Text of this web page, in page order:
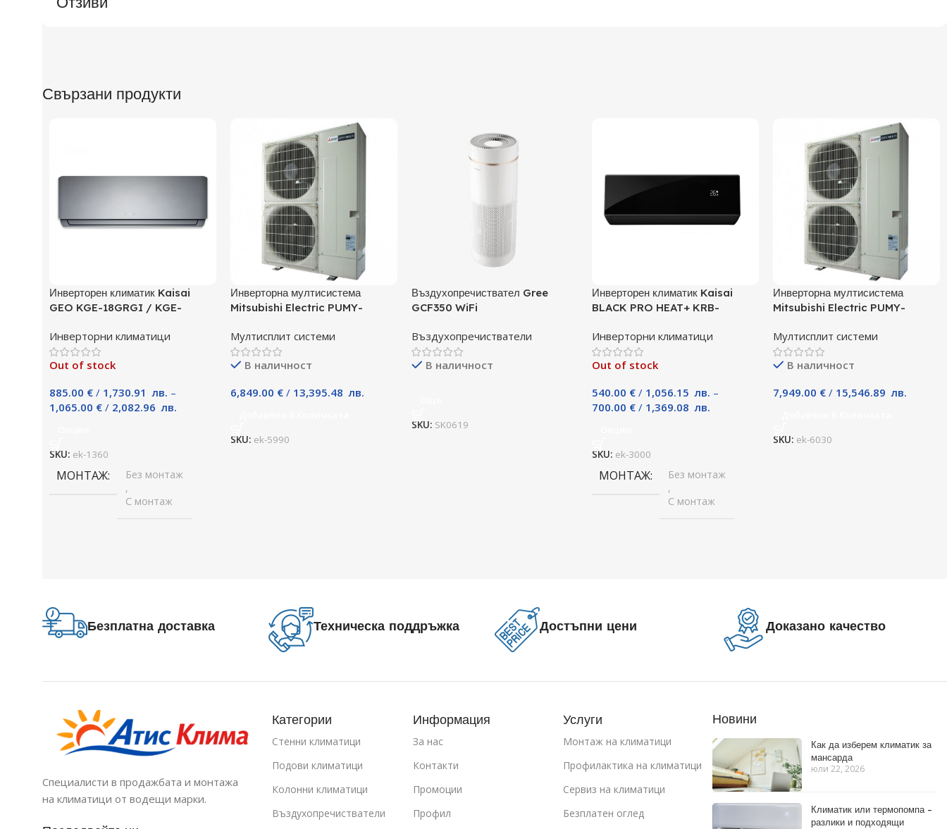
Свързани продукти
Инверторен климатик Kaisai
GEO KGE-18GRGI / KGE-
Инверторни климатици
Out of stock
885.00 € / 1,730.91 лв. –
1,065.00 € / 2,082.96 лв.
SKU: ek-1360
МОНТАЖ
Без монтаж
,
С монтаж
Инверторна мултисистема
Mitsubishi Electric PUMY-
Мултисплит системи
В наличност
6,849.00 €/ 13,395.48 лв.
SKU: ek-5990
Въздухопречиствател Gree
GCF350 WiFi
Въздухопречистватели
В наличност
SKU: SK0619
Инверторен климатик Kaisai
BLACK PRO HEAT+ KRB-
BTU, Клас A+++
Инверторни климатици
Out of stock
540.00 € / 1,056.15 лв. –
700.00 € / 1,369.08 лв.
SKU: ek-3000
МОНТАЖ
Без монтаж
,
С монтаж
Инверторна мултисистема
Mitsubishi Electric PUMY-
Мултисплит системи
В наличност
7,949.00 € / 15,546.89 лв.
SKU: ek-6030
Безплатна доставка Техническа поддръжка Достъпни цени Доказано качество
Специалисти в продажбата и монтажа
на климатици от водещи марки.
Категории
Стенни климатици
Подови климатици
Колонни климатици
Въздухопречистватели
Информация
За нас
Контакти
Промоции
Профил
Услуги
Монтаж на климатици
Профилактика на климатици
Сервиз на климатици
Безплатен оглед
Новини
Как да изберем климатик за
мансарда
юли 22, 2026
Климатик или термопомпа –
разлики и подходящи